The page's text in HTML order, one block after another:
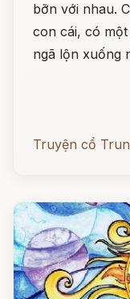
bỡn với nhau.
con cái, có
ngã lộn xuống
Truyện cổ